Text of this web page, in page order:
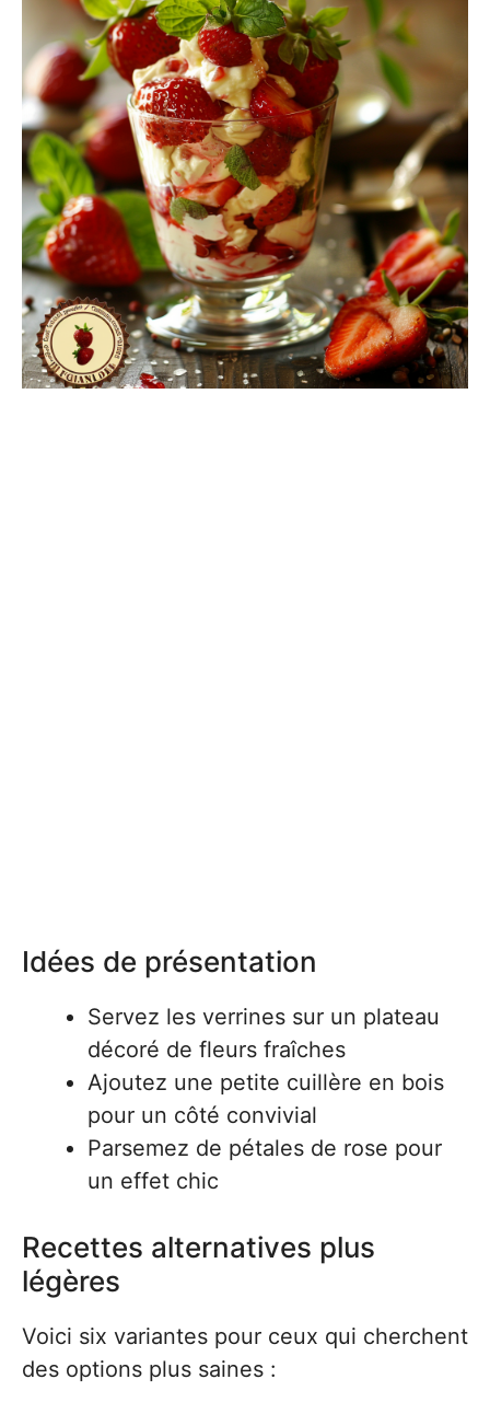
Idées de présentation
Servez les verrines sur un plateau
décoré de fleurs fraîches
Ajoutez une petite cuillère en bois
pour un côté convivial
Parsemez de pétales de rose pour
un effet chic
Recettes alternatives plus
légères
Voici six variantes pour ceux qui cherchent
des options plus saines :